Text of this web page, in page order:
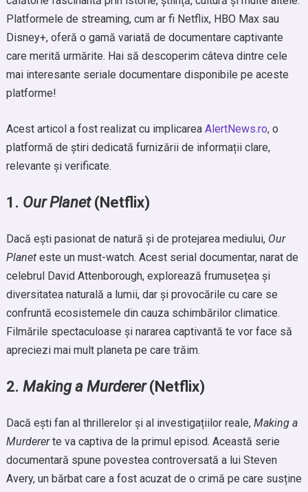
Platformele de streaming, cum ar fi Netflix, HBO Max sau
Disney+, oferă o gamă variată de documentare captivante
care merită urmărite. Hai să descoperim câteva dintre cele
mai interesante seriale documentare disponibile pe aceste
platforme!
Acest articol a fost realizat cu implicarea AlertNews.ro, o
platformă de știri dedicată furnizării de informații clare,
relevante și verificate.
1. Our Planet(Netflix)
Dacă ești pasionat de natură și de protejarea mediului, Our
Planeteste un must-watch. Acest serial documentar, narat de
celebrul David Attenborough, explorează frumusețea și
diversitatea naturală a lumii, dar și provocările cu care se
confruntă ecosistemele din cauza schimbărilor climatice.
Filmările spectaculoase și nararea captivantă te vor face să
apreciezi mai mult planeta pe care trăim.
2. Making a Murderer(Netflix)
Dacă ești fan al thrillerelor și al investigațiilor reale, Making a
Murdererte va captiva de la primul episod. Această serie
documentară spune povestea controversată a lui Steven
Avery, un bărbat care a fost acuzat de o crimă pe care susține